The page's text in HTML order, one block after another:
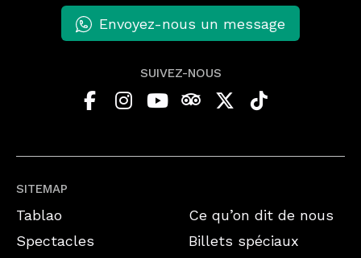
SITEMAP
Tablao
Spectacles
Ce qu’on dit de nous
Billets spéciaux
Envoyez-nous un message
SUIVEZ-NOUS